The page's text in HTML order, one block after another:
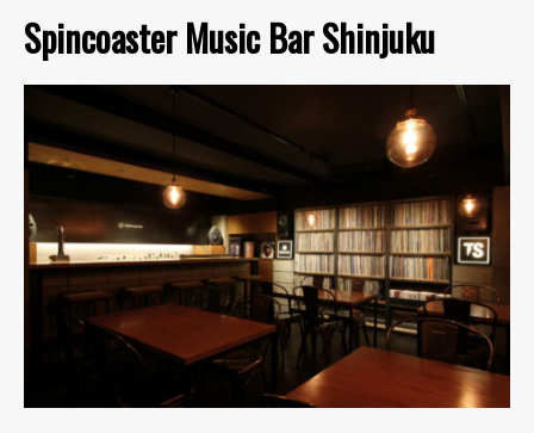
Spincoaster Music Bar Shinjuku